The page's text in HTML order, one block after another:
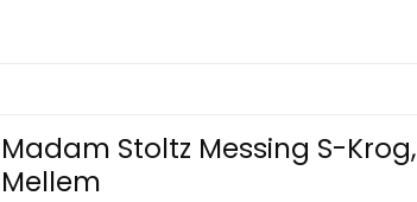
Madam Stoltz Messing S-Krog,
Mellem